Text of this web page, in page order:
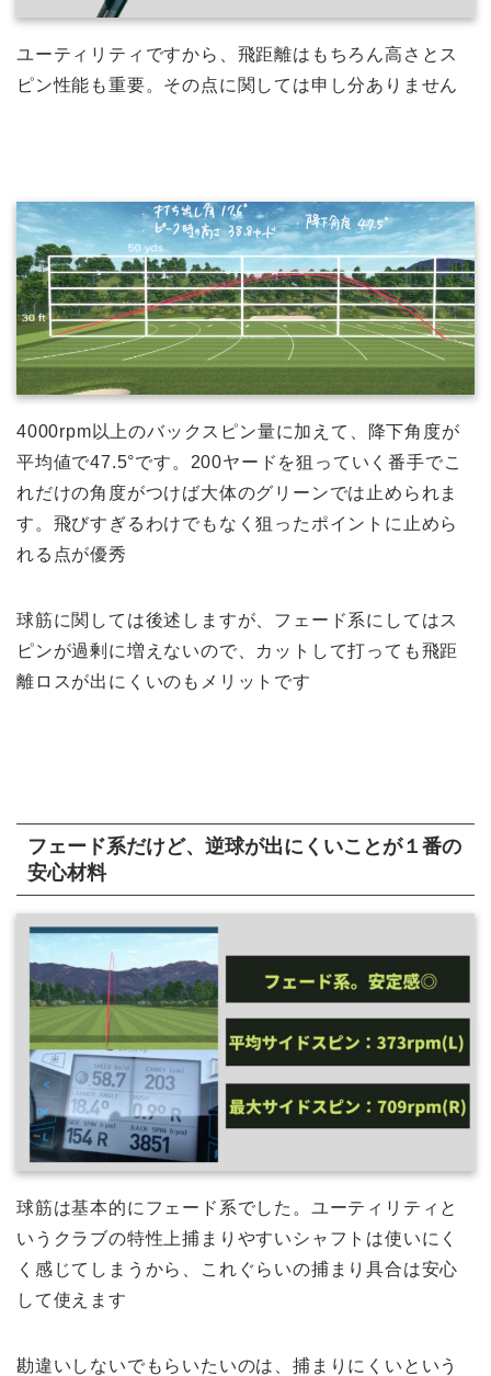
ユーティリティですから、飛距離はもちろん高さとス
ピン性能も重要。その点に関しては申し分ありません
4000rpm以上のバックスピン量に加えて、降下角度が
平均値で47.5°です。200ヤードを狙っていく番手でこ
れだけの角度がつけば大体のグリーンでは止められま
す。飛びすぎるわけでもなく狙ったポイントに止めら
れる点が優秀
球筋に関しては後述しますが、フェード系にしてはス
ピンが過剰に増えないので、カットして打っても飛距
離ロスが出にくいのもメリットです
フェード系だけど、逆球が出にくいことが１番の
安心材料
球筋は基本的にフェード系でした。ユーティリティと
いうクラブの特性上捕まりやすいシャフトは使いにく
く感じてしまうから、これぐらいの捕まり具合は安心
して使えます
勘違いしないでもらいたいのは、捕まりにくいという